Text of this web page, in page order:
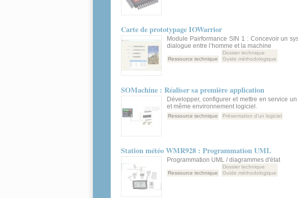
Carte de prototypage IOWarrior
Module Pairformance SIN 1 : Concevoir un
dialogue entre l’homme et la machine
Ressource technique
Dossier technique
Guide méthodologique
SOMachine : Réaliser sa première application
Développer, configurer et mettre en service
et même environnement logiciel.
Ressource technique Présentation d'un logiciel
Station météo WMR928 : Programmation UML
Programmation UML / diagrammes d'état
Ressource technique
Dossier technique
Guide méthodologique